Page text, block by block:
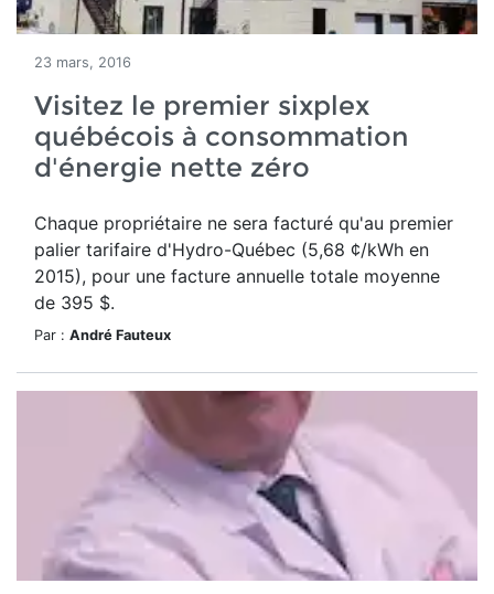
23 mars, 2016
Visitez le premier sixplex
québécois à consommation
d'énergie nette zéro
Chaque propriétaire ne sera facturé qu'au premier
palier tarifaire d'Hydro-Québec (5,68 ¢/kWh en
2015), pour une facture annuelle totale moyenne
de 395 $.
Par : André Fauteux